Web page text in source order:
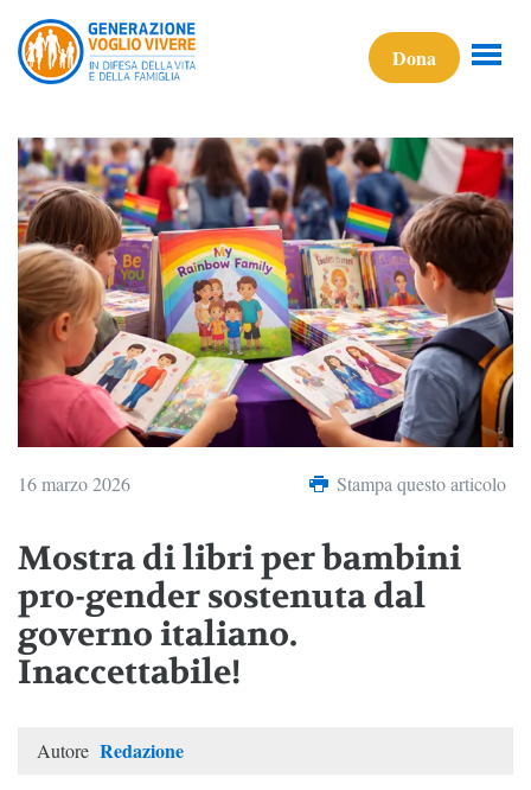
Dona
16 marzo 2026 Stampa questo articolo
Mostra di libri per bambini
pro-gender sostenuta dal
governo italiano.
Inaccettabile!
Autore Redazione